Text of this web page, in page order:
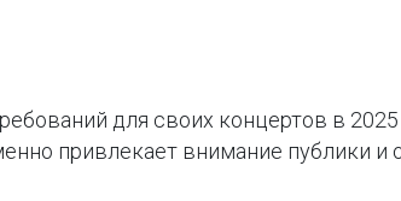
для своих концертов в 2025
привлекает внимание публики и